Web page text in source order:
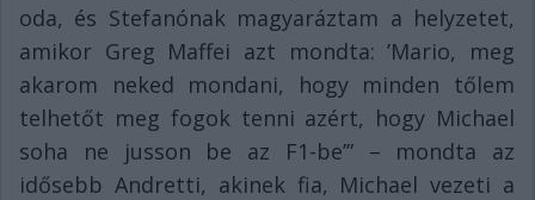
oda, és Stefanónak magyaráztam a helyzetet,
amikor Greg Maffei azt mondta: ’Mario, meg
akarom neked mondani, hogy minden tőlem
telhetőt meg fogok tenni azért, hogy Michael
soha ne jusson be az F1-be’” – mondta az
idősebb Andretti, akinek fia, Michael vezeti a